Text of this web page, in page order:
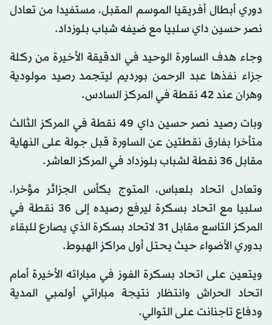
دوري أبطال أفريقيا الموسم المقبل، مستفيدا من تعادل
نصر حسين داي سلبيا مع ضيفه شباب بلوزداد.
وجاء هدف الساورة الوحيد في الدقيقة الأخيرة من ركلة
جزاء نفذها عبد الرحمن بورديم ليتجمد رصيد مولودية
وهران عند 42 نقطة في المركز السادس.
وبات رصيد نصر حسين داي 49 نقطة في المركز الثالث
متأخرا بفارق نقطتين عن الساورة قبل جولة على النهاية
مقابل 36 نقطة لشباب بلوزداد في المركز العاشر.
وتعادل اتحاد بلعباس، المتوج بكأس الجزائر مؤخرا،
سلبيا مع اتحاد بسكرة ليرفع رصيده إلى 36 نقطة في
المركز التاسع مقابل 31 لاتحاد بسكرة الذي يصارع للبقاء
بدوري الأضواء حيث يحتل أول مراكز الهبوط.
ويتعين على اتحاد بسكرة الفوز في مباراته الأخيرة أمام
اتحاد الحراش وانتظار نتيجة مباراتي أولمبي المدية
ودفاع تاجنانت على التوالي.